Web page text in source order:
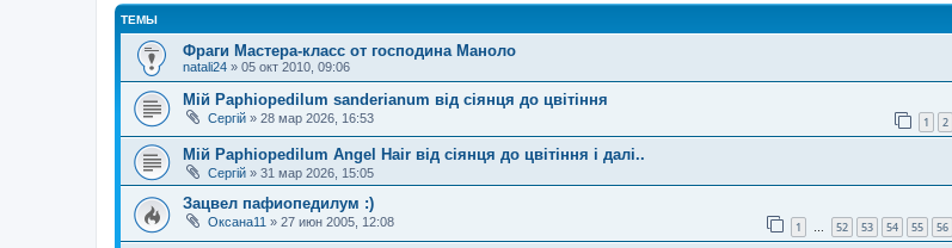
ТЕМЫ
Фраги Мастера-класс от господина Маноло
natali24 » 05 окт 2010, 09:06
Мій Paphiopedilum sanderianum від сіянця до цвітіння
Сергій » 28 мар 2026, 16:53 1 2
Мій Paphiopedilum Angel Hair від сіянця до цвітіння і далі..
Сергій » 31 мар 2026, 15:05
Зацвел пафиопедилум :)
Оксана11 » 27 июн 2005, 12:08 1 … 52 53 54 55 56